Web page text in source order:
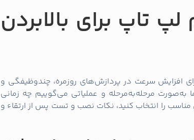
لپ تاپ برای بالابردن
افزایش سرعت در پردازش‌های روزمره، چندوظیفگی و
به‌صورت مرحله‌به‌مرحله و عملیاتی می‌گوییم چه زمانی
مناسب را انتخاب کنید، نکات نصب و تست پس از ارتقاء و